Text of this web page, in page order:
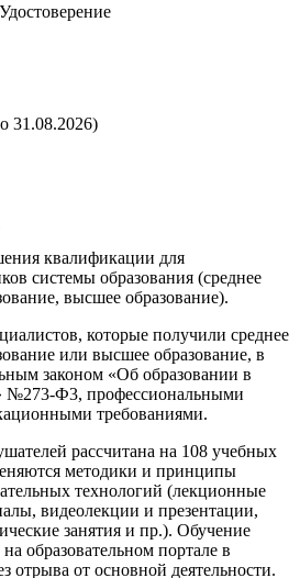
31.08.2026)
квалификации для
системы образования (среднее
высшее образование).
которые получили среднее
или высшее образование, в
законом «Об образовании в
№273-Ф3, профессиональными
требованиями.
рассчитана на 108 учебных
методики и принципы
технологий (лекционные
видеолекции и презентации,
занятия и пр.). Обучение
образовательном портале в
отрыва от основной деятельности.